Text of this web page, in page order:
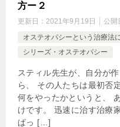
方ー２
更新日： 2021年9月19日 公開
オステオパシーという治療法
シリーズ・オステオパシー
スティル先生が、自分が
ら、 その人たちは最初否
何をやったかというと、
けです。 迅速に治す治療
ぱっ […]